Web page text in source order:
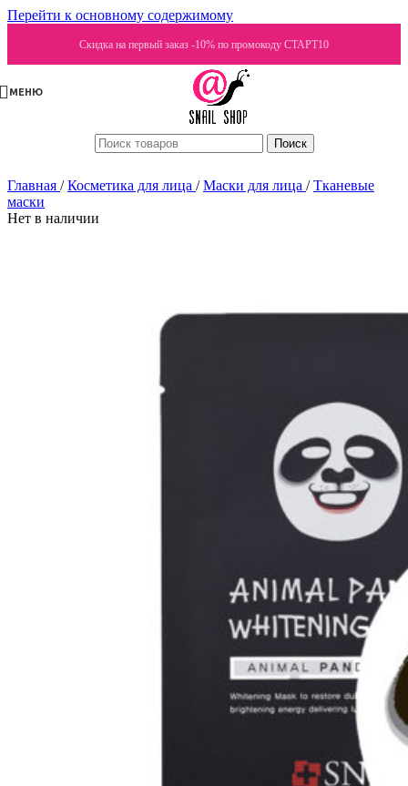
Перейти к основному содержимому
Скидка на первый заказ -10% по промокоду СТАРТ10
МЕНЮ
Поиск
Главная / Косметика для лица / Маски для лица / Тканевые
маски
Нет в наличии